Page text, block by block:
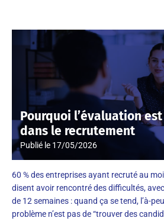
Pourquoi l’évaluation
dans le recrutement
Publié le 17/05/2026
60 % des entreprises ayant recruté au
disent avoir rencontré des difficultés,
de 12 semaines : quand ça se tend, l’à-
problème n’est pas de “trouver des